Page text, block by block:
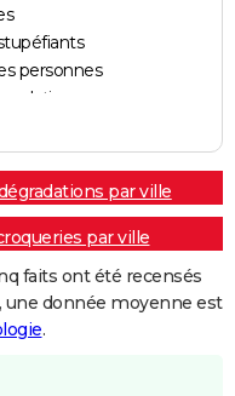
personnes
par ville
par ville
faits ont été recensés
une donnée moyenne est
.